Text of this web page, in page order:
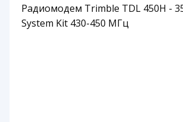
Радиомодем Trimble TDL 450H -
System Kit 430-450 МГц